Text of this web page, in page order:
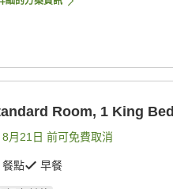
Room, 1 King Bed
8月21日 前可免費取消
餐點 早餐